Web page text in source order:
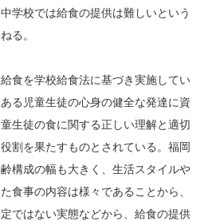
学校では給食の提供は難しいという
る。
を学校給食法に基づき実施してい
る児童生徒の心身の健全な発達に資
生徒の食に関する正しい理解と適切
割を果たすものとされている。福岡
構成の幅も大きく、生活スタイルや
食事の内容は様々であることから、
ではない実態などから、給食の提供